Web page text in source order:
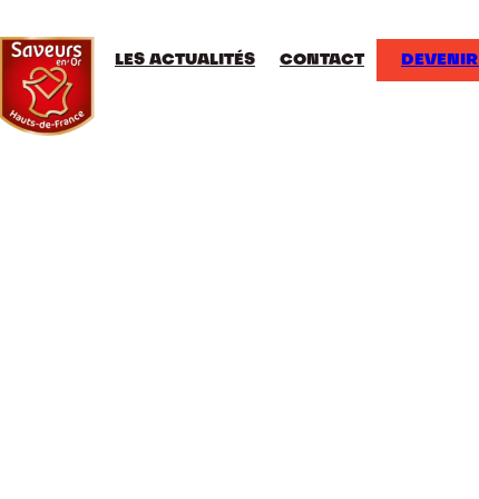
LES ACTUALITÉS CONTACT